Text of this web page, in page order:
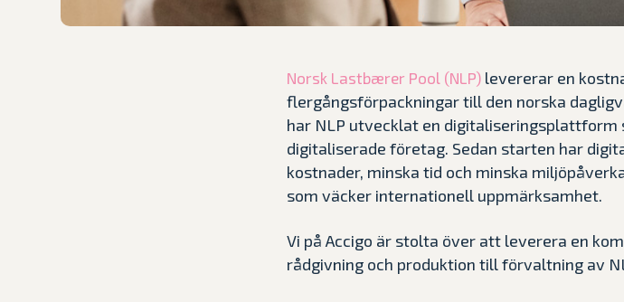
Norsk Lastbærer Pool (NLP)levererar en
flergångsförpackningar till den norska
har NLP utvecklat en
digitaliserade företag. Sedan starten har
kostnader, minska tid och minska
som väcker internationell uppmärksamhet.
Vi på Accigo är stolta över att leverera en
rådgivning och produktion till förvaltning av